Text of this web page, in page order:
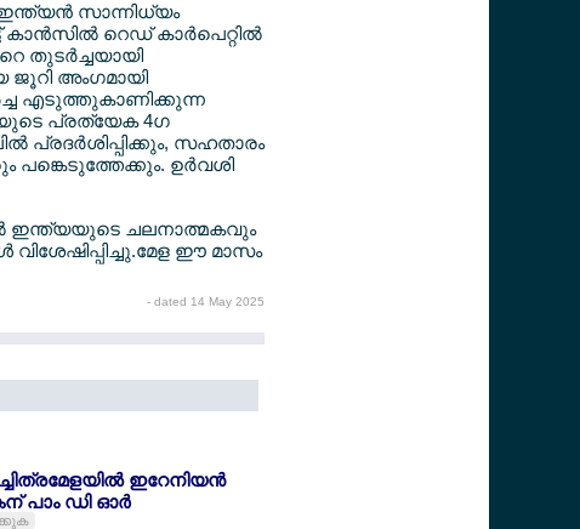
സാന്നിധ്യം
കാന്‍സില്‍ റെഡ് കാര്‍പെറ്റില്‍
തുടര്‍ച്ചയായി
ജൂറി അംഗമായി
എടുത്തുകാണിക്കുന്ന
പ്രത്യേക 4ഗ
പ്രദര്‍ശിപ്പിക്കും, സഹതാരം
പങ്കെടുത്തേക്കും. ഉര്‍വശി
ഇന്ത്യയുടെ ചലനാത്മകവും
ഈ മാസം
- dated 14 May 2025
ഇറേനിയന്‍
പാം ഡി ഓര്‍